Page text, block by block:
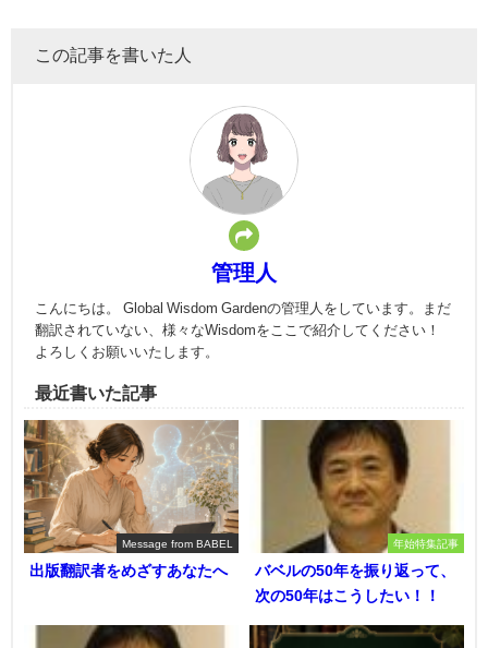
この記事を書いた人
管理人
こんにちは。 Global Wisdom Gardenの管理人をしています。まだ
翻訳されていない、様々なWisdomをここで紹介してください！
よろしくお願いいたします。
最近書いた記事
Message from BABEL
出版翻訳者をめざすあなたへ
年始特集記事
バベルの50年を振り返って、
次の50年はこうしたい！！